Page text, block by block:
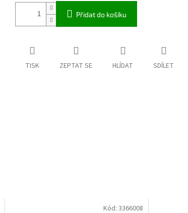
Přidat do košíku
TISK ZEPTAT SE HLÍDAT SDÍLET
Kód: 3366008